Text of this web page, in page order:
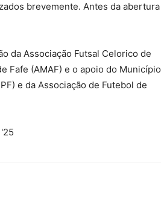
brevemente. Antes da abertura
da Associação Futsal Celorico de
Fafe (AMAF) e o apoio do Município
e da Associação de Futebol de